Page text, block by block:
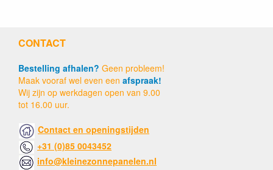
CONTACT
Bestelling afhalen? Geen probleem!
Maak vooraf wel even een afspraak!
Wij zijn op werkdagen open van 9.00
tot 16.00 uur.
Contact en openingstijden
+31 (0)85 0043452
info@kleinezonnepanelen.nl